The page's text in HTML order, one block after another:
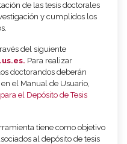
de las tesis doctorales
y cumplidos los
del siguiente
Para realizar
doctorandos deberán
el Manual de Usuario,
el Depósito de Tesis
tiene como objetivo
al depósito de tesis